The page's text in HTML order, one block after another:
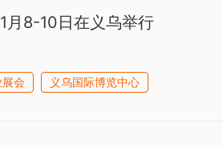
月8-10日在义乌举行
会 义乌国际博览中心